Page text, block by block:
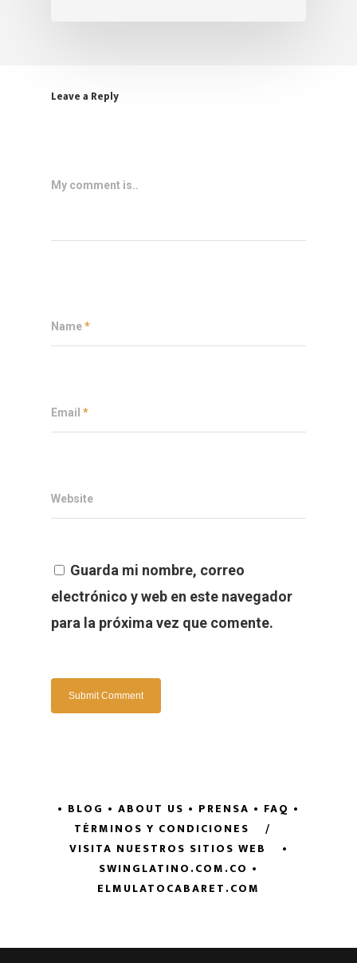
Leave a Reply
My comment is..
Name*
Email *
Website
Guarda mi nombre, correo
electrónico y web en este navegador
para la próxima vez que comente.
• BLOG • ABOUT US • PRENSA • FAQ •
TÉRMINOS Y CONDICIONES
/
VISITA NUESTROS SITIOS WEB
•
SWINGLATINO.COM.CO •
ELMULATOCABARET.COM